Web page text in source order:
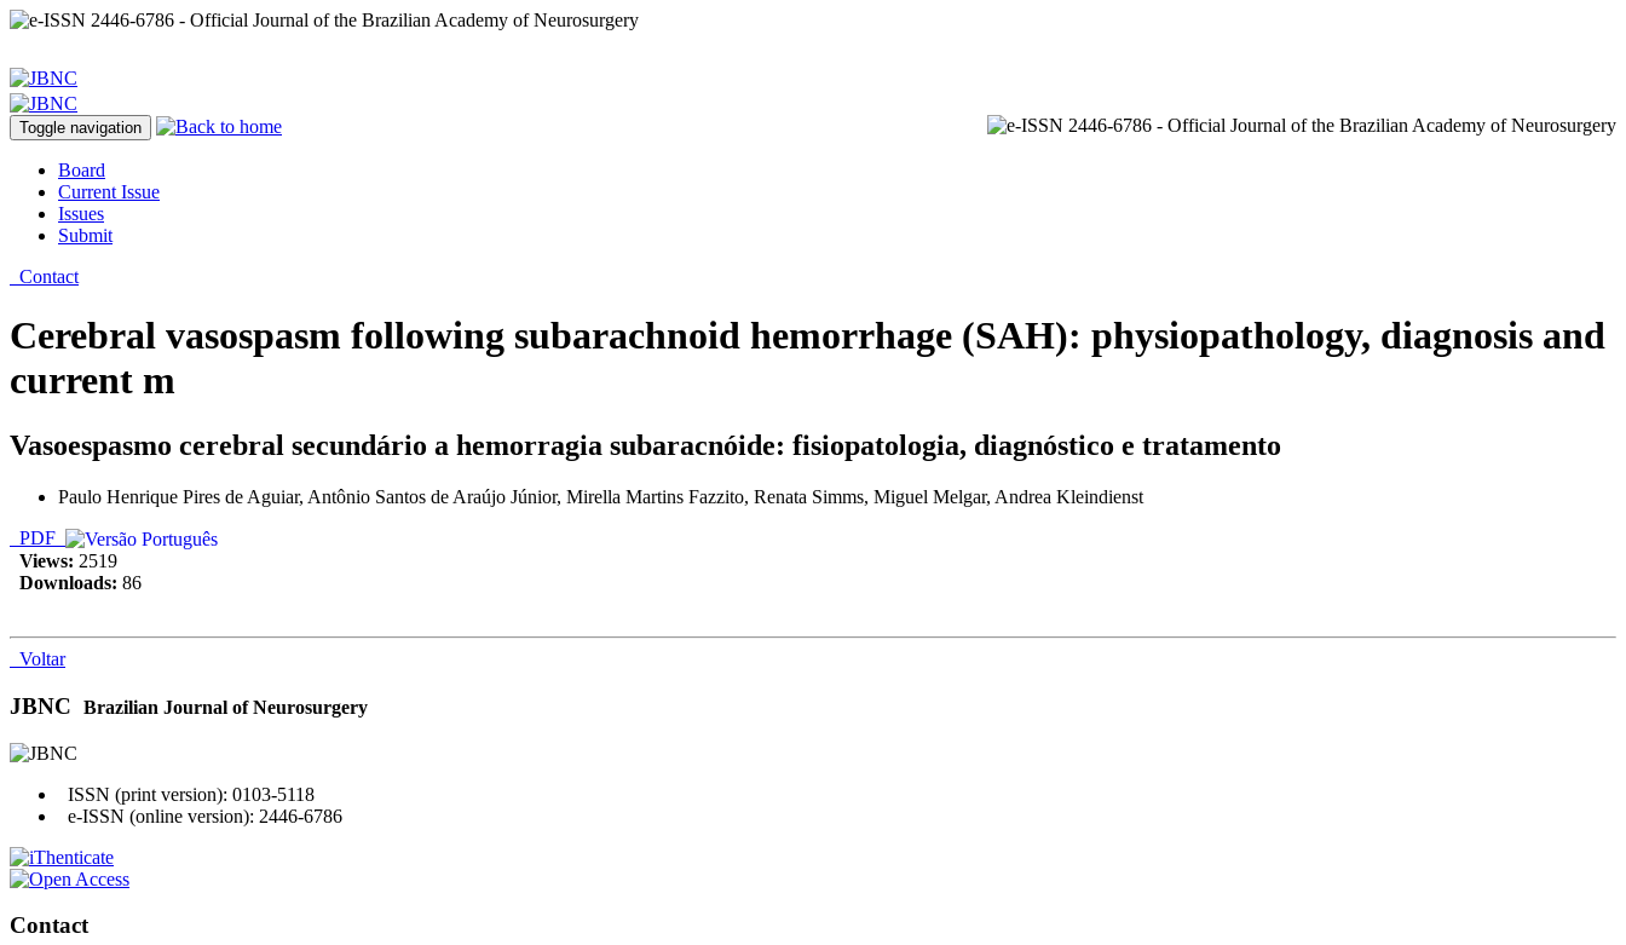
Toggle navigation
Board
Current Issue
Issues
Submit
Contact
Cerebral vasospasm following subarachnoid hemorrhage (SAH): physiopathology, diagnosis and
current m
Vasoespasmo cerebral secundário a hemorragia subaracnóide: fisiopatologia, diagnóstico e tratamento
Paulo Henrique Pires de Aguiar, Antônio Santos de Araújo Júnior, Mirella Martins Fazzito, Renata Simms, Miguel Melgar, Andrea Kleindienst
PDF
Views: 2519
Downloads: 86
Voltar
JBNC Brazilian Journal of Neurosurgery
ISSN (print version): 0103-5118
e-ISSN (online version): 2446-6786
Contact